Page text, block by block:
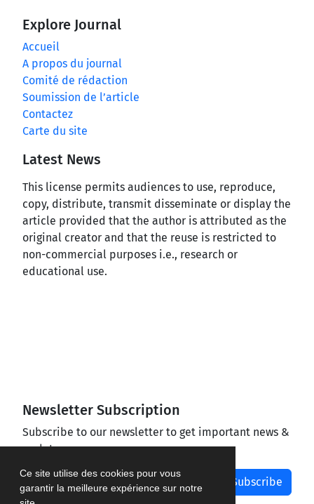
Ce site utilise des cookies pour vous
garantir la meilleure expérience sur notre
Explore Journal
Accueil
A propos du journal
Comité de rédaction
Soumission de l’article
Contactez
Carte du site
Latest News
This license permits audiences to use, reproduce,
copy, distribute, transmit disseminate or display the
article provided that the author is attributed as the
original creator and that the reuse is restricted to
non-commercial purposes i.e., research or
educational use.
Newsletter Subscription
Subscribe to our newsletter to get important news &
updates
Subscribe